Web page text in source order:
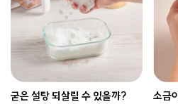
굳은 설탕 되살릴 수 있을까? 소금